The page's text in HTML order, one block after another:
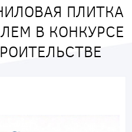
ПЛИТКА
В КОНКУРСЕ